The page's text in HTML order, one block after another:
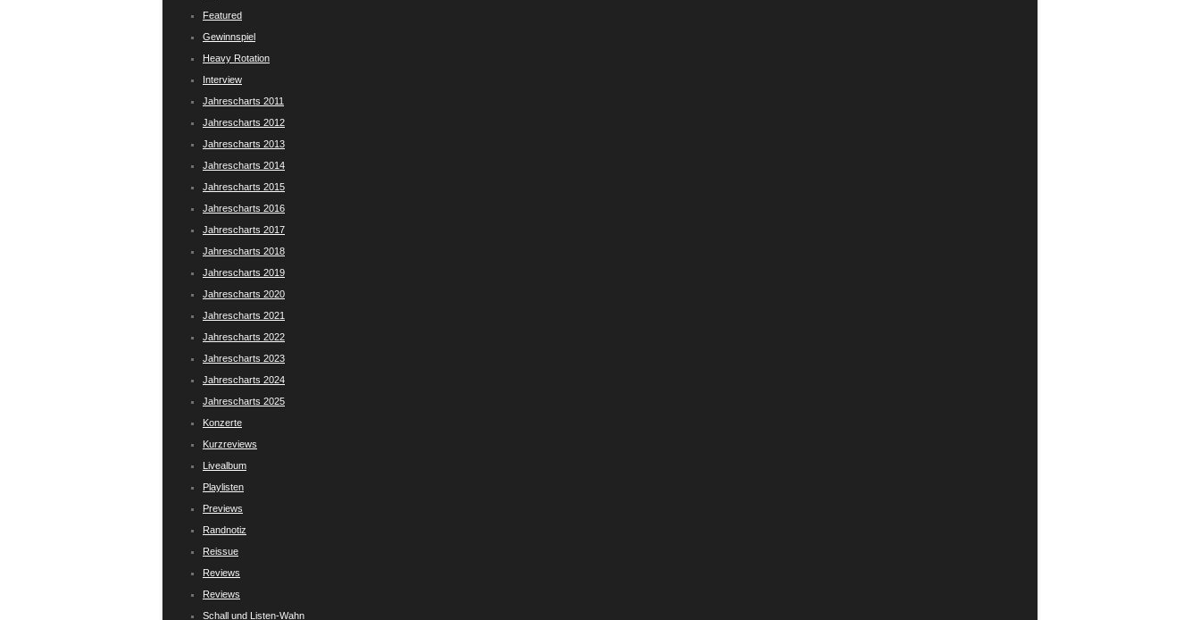
Featured
Gewinnspiel
Heavy Rotation
Interview
Jahrescharts 2011
Jahrescharts 2012
Jahrescharts 2013
Jahrescharts 2014
Jahrescharts 2015
Jahrescharts 2016
Jahrescharts 2017
Jahrescharts 2018
Jahrescharts 2019
Jahrescharts 2020
Jahrescharts 2021
Jahrescharts 2022
Jahrescharts 2023
Jahrescharts 2024
Jahrescharts 2025
Konzerte
Kurzreviews
Livealbum
Playlisten
Previews
Randnotiz
Reissue
Reviews
Reviews
Schall und Listen-Wahn